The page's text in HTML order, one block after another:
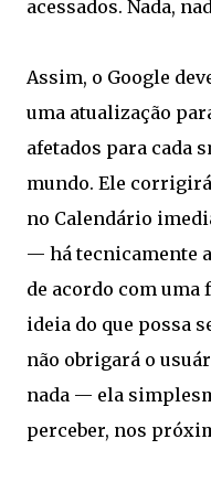
acessados. Nada,
Assim, o Google
uma atualização
afetados para cada
mundo. Ele
no Calendário
— há tecnicamente
de acordo com uma
ideia do que possa
não obrigará o
nada — ela
perceber, nos